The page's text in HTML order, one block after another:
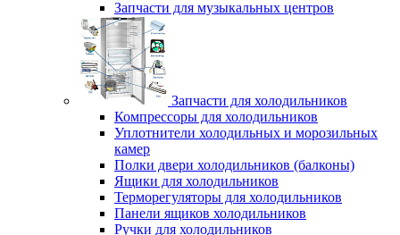
Запчасти для музыкальных центров
Запчасти для холодильников
Компрессоры для холодильников
Уплотнители холодильных и морозильных
камер
Полки двери холодильников (балконы)
Ящики для холодильников
Терморегуляторы для холодильников
Панели ящиков холодильников
Ручки для холодильников